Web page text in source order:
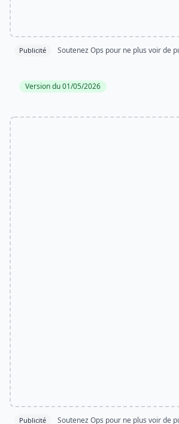
Publicité Soutenez Ops pour ne plus voir de
Version du 01/05/2026
Publicité Soutenez Ops pour ne plus voir de